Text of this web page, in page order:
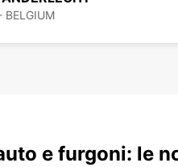
BELGIUM
e furgoni: le